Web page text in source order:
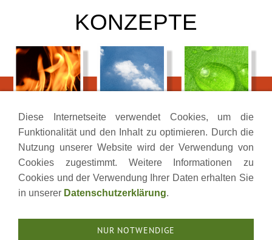
KONZEPTE
August Hofmann & Söhne e.K.
Kanonenweg 16
96450 Coburg
Tel:09561 - 66 210
Fax:09561 - 66 987
E-Mail:info[at]ahs-coburg
Diese Internetseite verwendet Cookies, um die
Funktionalität und den Inhalt zu optimieren. Durch die
Nutzung unserer Website wird der Verwendung von
Cookies zugestimmt. Weitere Informationen zu
Cookies und der Verwendung Ihrer Daten erhalten Sie
in unserer Datenschutzerklärung.
NUR NOTWENDIGE